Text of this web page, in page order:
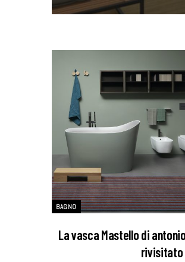
BAGNO
La vasca Mastello di
rivisitato